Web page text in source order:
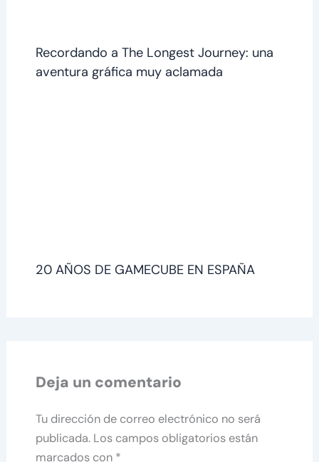
Recordando a The Longest Journey: una
aventura gráfica muy aclamada
20 AÑOS DE GAMECUBE EN ESPAÑA
Deja un comentario
Tu dirección de correo electrónico no será
publicada. Los campos obligatorios están
marcados con *